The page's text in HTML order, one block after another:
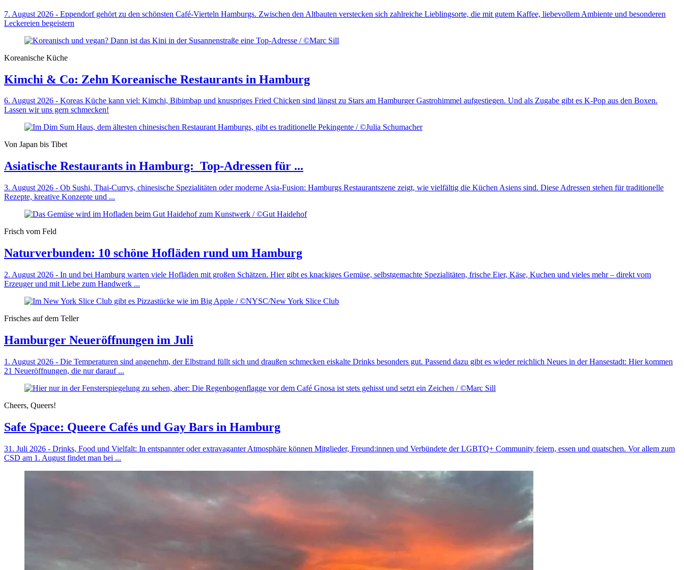
7. August 2026 - Eppendorf gehört zu den schönsten Café-Vierteln Hamburgs. Zwischen den Altbauten verstecken sich zahlreiche Lieblingsorte, die mit gutem Kaffee, liebevollem Ambiente und besonderen
Leckereien begeistern
Koreanische Küche
Kimchi & Co: Zehn Koreanische Restaurants in Hamburg
6. August 2026 - Koreas Küche kann viel: Kimchi, Bibimbap und knuspriges Fried Chicken sind längst zu Stars am Hamburger Gastrohimmel aufgestiegen. Und als Zugabe gibt es K-Pop aus den Boxen.
Lassen wir uns gern schmecken!
Von Japan bis Tibet
Asiatische Restaurants in Hamburg: Top-Adressen für ...
3. August 2026 - Ob Sushi, Thai-Currys, chinesische Spezialitäten oder moderne Asia-Fusion: Hamburgs Restaurantszene zeigt, wie vielfältig die Küchen Asiens sind. Diese Adressen stehen für traditionelle
Rezepte, kreative Konzepte und ...
Frisch vom Feld
Naturverbunden: 10 schöne Hofläden rund um Hamburg
2. August 2026 - In und bei Hamburg warten viele Hofläden mit großen Schätzen. Hier gibt es knackiges Gemüse, selbstgemachte Spezialitäten, frische Eier, Käse, Kuchen und vieles mehr – direkt vom
Erzeuger und mit Liebe zum Handwerk ...
Frisches auf dem Teller
Hamburger Neueröffnungen im Juli
1. August 2026 - Die Temperaturen sind angenehm, der Elbstrand füllt sich und draußen schmecken eiskalte Drinks besonders gut. Passend dazu gibt es wieder reichlich Neues in der Hansestadt: Hier kommen
21 Neueröffnungen, die nur darauf ...
Cheers, Queers!
Safe Space: Queere Cafés und Gay Bars in Hamburg
31. Juli 2026 - Drinks, Food und Vielfalt: In entspannter oder extravaganter Atmosphäre können Mitglieder, Freund:innen und Verbündete der LGBTQ+ Community feiern, essen und quatschen. Vor allem zum
CSD am 1. August findet man bei ...